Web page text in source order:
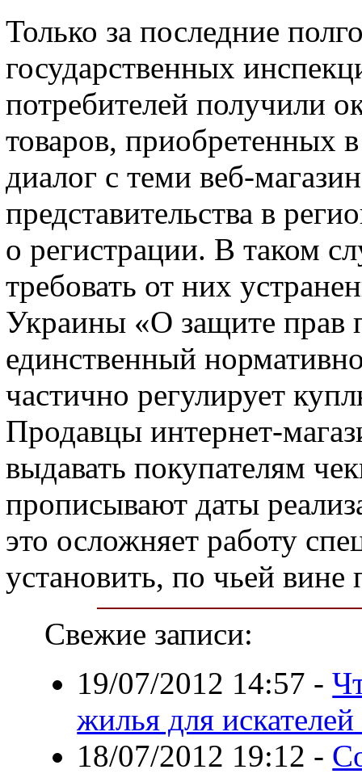
Только за последние
государственных
потребителей получили
товаров, приобретенных
диалог с теми веб-
представительства в
о регистрации. В таком
требовать от них
Украины «О защите прав
единственный
частично регулирует
Продавцы интернет-
выдавать покупателям
прописывают даты
это осложняет работу
установить, по чьей
Свежие записи:
19/07/2012 14:57 -
жилья для
18/07/2012 19:12 -